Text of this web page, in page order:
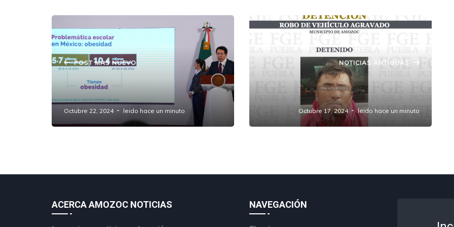
POST MAS NUEVO
Prohibirán venta de comida chatarra
Octubre 22, 2024 leido hace un minuto
NOTICIAS ANTIGUAS
Detienen a sospechoso de agredir a
agentes de la Fiscalía en Amozoc
Octubre 17, 2024 leido hace un minuto
ACERCA AMOZOC NOTICIAS NAVEGACIÓN